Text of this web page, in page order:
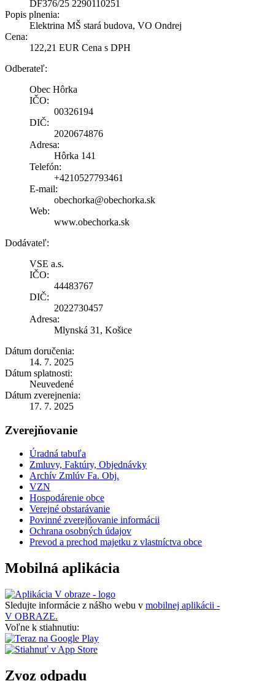
DF376/25 2290110251
Popis plnenia:
Elektrina MŠ stará budova, VO Ondrej
Cena:
122,21 EUR Cena s DPH
Odberateľ:
Obec Hôrka
IČO:
00326194
DIČ:
2020674876
Adresa:
Hôrka 141
Telefón:
+4210527793461
E-mail:
obechorka@obechorka.sk
Web:
www.obechorka.sk
Dodávateľ:
VSE a.s.
IČO:
44483767
DIČ:
2022730457
Adresa:
Mlynská 31, Košice
Dátum doručenia:
14. 7. 2025
Dátum splatnosti:
Neuvedené
Dátum zverejnenia:
17. 7. 2025
Zverejňovanie
Úradná tabuľa
Zmluvy, Faktúry, Objednávky
Archív Zmlúv Fa. Obj.
VZN
Hospodárenie obce
Verejné obstarávanie
Povinné zverejňovanie informácii
Ochrana osobných údajov
Prevod a prechod majetku z vlastníctva obce
Mobilná aplikácia
Sledujte informácie z nášho webu v mobilnej aplikácii -
V OBRAZE.
Voľne k stiahnutiu:
Zvoz odpadu